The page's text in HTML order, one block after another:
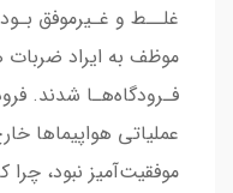
ﻏﻠــﻂ و ﻏـﯿﺮﻣﻮﻓﻖ
ﻣﻮﻇﻒ ﺑﻪ اﯾﺮاد ﺿﺮﺑﺎت
ﻓـﺮودﮔﺎهﻫـﺎ ﺷﺪﻧﺪ.
ﻋﻤﻠﯿﺎﺗﯽ ﻫﻮاﭘﯿﻤﺎﻫﺎ
ﻣﻮﻓﻘﯿﺖآﻣﯿﺰ ﻧﺒﻮد،